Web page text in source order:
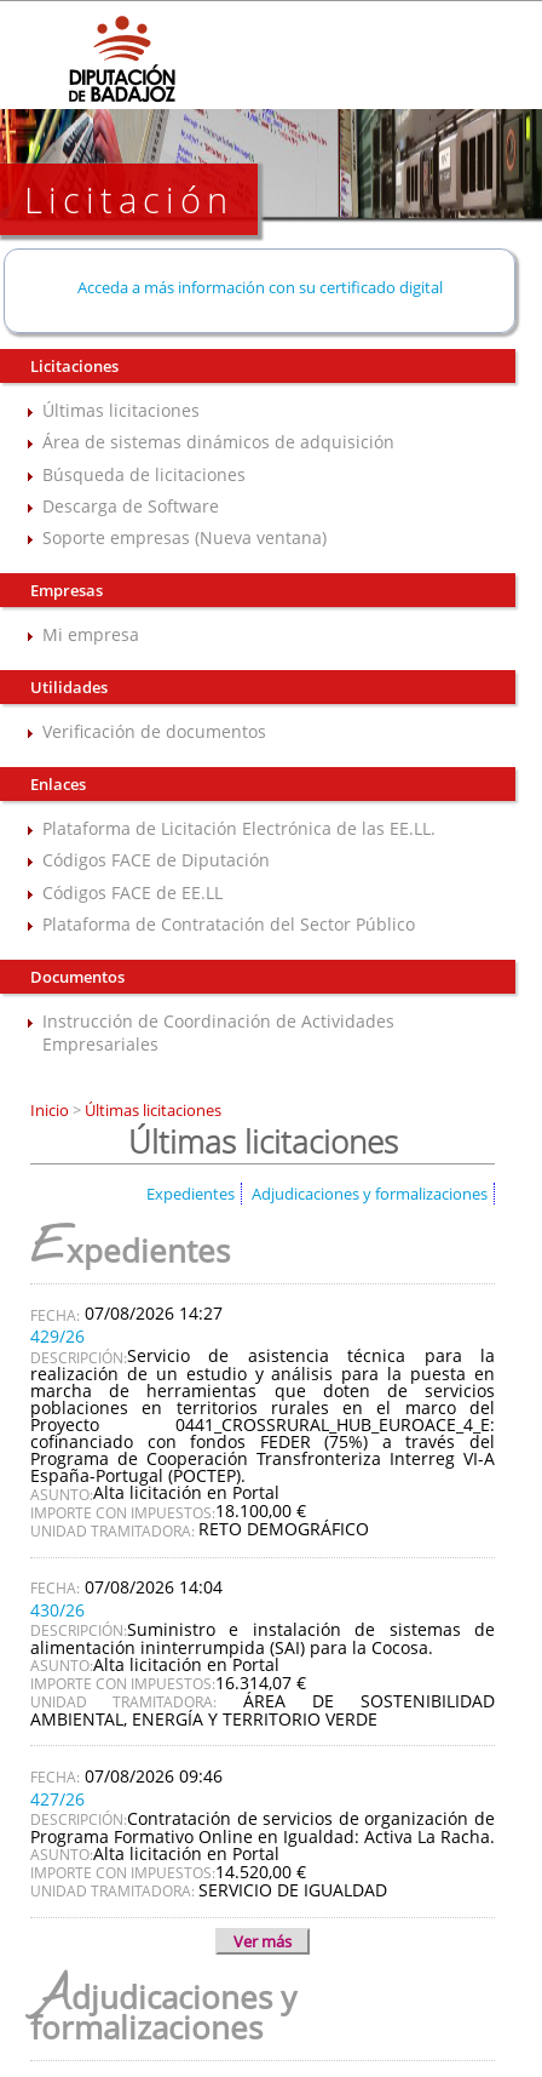
Licitación
Acceda a más información con su certificado digital
Licitaciones
Últimas licitaciones
Área de sistemas dinámicos de adquisición
Búsqueda de licitaciones
Descarga de Software
Soporte empresas (Nueva ventana)
Empresas
Mi empresa
Utilidades
Verificación de documentos
Enlaces
Plataforma de Licitación Electrónica de las EE.LL.
Códigos FACE de Diputación
Códigos FACE de EE.LL
Plataforma de Contratación del Sector Público
Documentos
Instrucción de Coordinación de Actividades
Empresariales
Inicio > Últimas licitaciones
Últimas licitaciones
Expedientes Adjudicaciones y formalizaciones
Expedientes
07/08/2026 14:27
429/26
DESCRIPCIÓN:Servicio de asistencia técnica para la
realización de un estudio y análisis para la puesta en
marcha de herramientas que doten de servicios
poblaciones en territorios rurales en el marco del
Proyecto 0441_CROSSRURAL_HUB_EUROACE_4_E:
cofinanciado con fondos FEDER (75%) a través del
Programa de Cooperación Transfronteriza Interreg VI-A
España-Portugal (POCTEP).
ASUNTO:Alta licitación en Portal
IMPORTE CON IMPUESTOS:18.100,00 €
UNIDAD TRAMITADORA: RETO DEMOGRÁFICO
07/08/2026 14:04
430/26
DESCRIPCIÓN:Suministro e instalación de sistemas de
alimentación ininterrumpida (SAI) para la Cocosa.
ASUNTO:Alta licitación en Portal
IMPORTE CON IMPUESTOS:16.314,07 €
UNIDAD TRAMITADORA: ÁREA DE SOSTENIBILIDAD
AMBIENTAL, ENERGÍA Y TERRITORIO VERDE
07/08/2026 09:46
427/26
DESCRIPCIÓN:Contratación de servicios de organización de
Programa Formativo Online en Igualdad: Activa La Racha.
ASUNTO:Alta licitación en Portal
IMPORTE CON IMPUESTOS:14.520,00 €
UNIDAD TRAMITADORA: SERVICIO DE IGUALDAD
Ver más
Adjudicaciones y
formalizaciones